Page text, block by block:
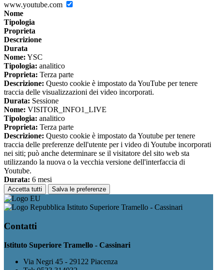
www.youtube.com
Nome
Tipologia
Proprieta
Descrizione
Durata
Nome: YSC
Tipologia: analitico
Proprieta: Terza parte
Descrizione: Questo cookie è impostato da YouTube per tenere
traccia delle visualizzazioni dei video incorporati.
Durata: Sessione
Nome: VISITOR_INFO1_LIVE
Tipologia: analitico
Proprieta: Terza parte
Descrizione: Questo cookie è impostato da Youtube per tenere
traccia delle preferenze dell'utente per i video di Youtube incorporati
nei siti; può anche determinare se il visitatore del sito web sta
utilizzando la nuova o la vecchia versione dell'interfaccia di
Youtube.
Durata: 6 mesi
Accetta tutti Salva le preferenze
Istituto Superiore Tramello - Cassinari
Contatti
Istituto Superiore Tramello - Cassinari
Via Negri 45 - 29122 Piacenza